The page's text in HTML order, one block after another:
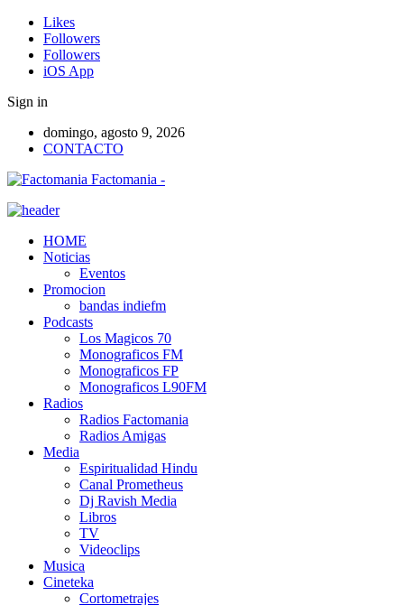
Likes
Followers
Followers
iOS App
Sign in
domingo, agosto 9, 2026
CONTACTO
Factomania -
HOME
Noticias
Eventos
Promocion
bandas indiefm
Podcasts
Los Magicos 70
Monograficos FM
Monograficos FP
Monograficos L90FM
Radios
Radios Factomania
Radios Amigas
Media
Espiritualidad Hindu
Canal Prometheus
Dj Ravish Media
Libros
TV
Videoclips
Musica
Cineteka
Cortometrajes